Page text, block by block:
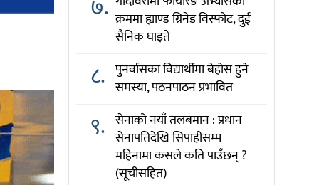
७. क्रममा ह्याण्ड ग्रिनेड विस्फोट, दुई
सैनिक घाइते
८. पुनर्वासका विद्यार्थीमा बेहोस हुने
समस्या, पठनपाठन प्रभावित
९. सेनाको नयाँ तलबमान : प्रधान
सेनापतिदेखि सिपाहीसम्म
महिनामा कसले कति पाउँछन् ?
(सूचीसहित)